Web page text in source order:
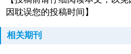
因耽误您的投稿时间】
相关期刊